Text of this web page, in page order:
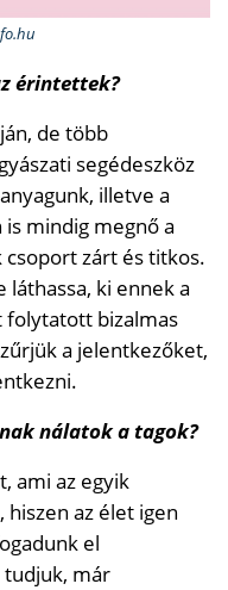
érintettek?
de több
segédeszköz
illetve a
mindig megnő a
csoport zárt és titkos.
láthassa, ki ennek a
folytatott bizalmas
a jelentkezőket,
nálatok a tagok?
ami az egyik
az élet igen
el
tudjuk, már